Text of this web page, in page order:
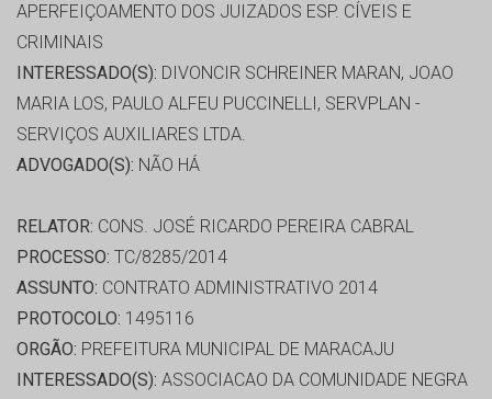
APERFEIÇOAMENTO DOS JUIZADOS ESP. CÍVEIS E
CRIMINAIS
INTERESSADO(S): DIVONCIR SCHREINER MARAN, JOAO
MARIA LOS, PAULO ALFEU PUCCINELLI, SERVPLAN -
SERVIÇOS AUXILIARES LTDA.
ADVOGADO(S): NÃO HÁ
RELATOR: CONS. JOSÉ RICARDO PEREIRA CABRAL
PROCESSO: TC/8285/2014
ASSUNTO: CONTRATO ADMINISTRATIVO 2014
PROTOCOLO: 1495116
ORGÃO: PREFEITURA MUNICIPAL DE MARACAJU
INTERESSADO(S): ASSOCIACAO DA COMUNIDADE NEGRA